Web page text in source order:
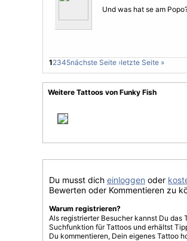
Und was hat se am
12345nächste Seite ›letzte Seite »
Weitere Tattoos von Funky Fish
Du musst dich einloggen oder
Bewerten oder Kommentieren zu
Warum registrieren?
Als registrierter Besucher kannst Du
Suchfunktion für Tattoos und erhältst
Du kommentieren, Dein eigenes Tattoo